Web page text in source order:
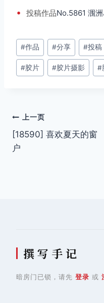
• 投稿作品No.5861 涠
文
章
标
#作品 #分享 #投稿
#胶片 #胶片摄影 #
文
章
上一页
[18590] 喜欢夏天的窗
户
撰 写 手 记
暗房门已锁，请先 登录 或